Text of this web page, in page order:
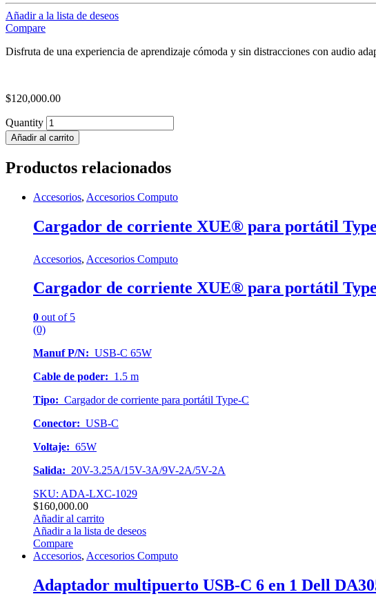
Añadir a la lista de deseos
Compare
Disfruta de una experiencia de aprendizaje cómoda y sin distracciones con audio
$120,000.00
Quantity
Añadir al carrito
Productos relacionados
Accesorios, Accesorios Computo
Cargador de corriente XUE® para portátil
Accesorios, Accesorios Computo
Cargador de corriente XUE® para portátil
0 out of 5
(0)
Manuf P/N: USB-C 65W
Cable de poder: 1.5 m
Tipo: Cargador de corriente para portátil Type-C
Conector: USB-C
Voltaje: 65W
Salida: 20V-3.25A/15V-3A/9V-2A/5V-2A
SKU: ADA-LXC-1029
$160,000.00
Añadir al carrito
Añadir a la lista de deseos
Compare
Accesorios, Accesorios Computo
Adaptador multipuerto USB-C 6 en 1 Dell